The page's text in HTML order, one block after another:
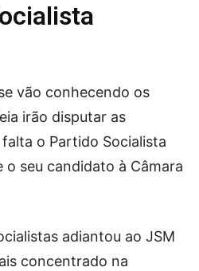
vão conhecendo os
irão disputar as
o Partido Socialista
seu candidato à Câmara
adiantou ao JSM
concentrado na